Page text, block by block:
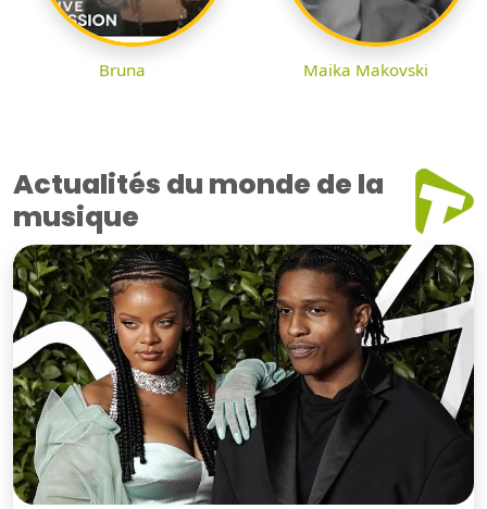
Bruna Maika Makovski
Actualités du monde de la
musique